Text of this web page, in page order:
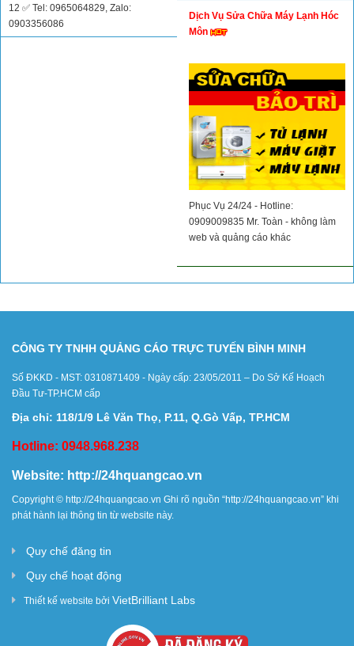
12 ✅ Tel: 0965064829, Zalo:
0903356086
Dịch Vụ Sửa Chữa Máy Lạnh Hóc
Môn
Phục Vụ 24/24 - Hotline:
0909009835 Mr. Toàn - không làm
web và quảng cáo khác
CÔNG TY TNHH QUẢNG CÁO TRỰC TUYẾN BÌNH MINH
Số ĐKKD - MST: 0310871409 - Ngày cấp: 23/05/2011 – Do Sở Kế Hoạch
Đầu Tư-TP.HCM cấp
Địa chỉ: 118/1/9 Lê Văn Thọ, P.11, Q.Gò Vấp, TP.HCM
Hotline: 0948.968.238
Website: http://24hquangcao.vn
Copyright © http://24hquangcao.vn Ghi rõ nguồn “http://24hquangcao.vn” khi
phát hành lại thông tin từ website này.
Quy chế đăng tin
Quy chế hoạt động
Thiết kế website bởi VietBrilliant Labs